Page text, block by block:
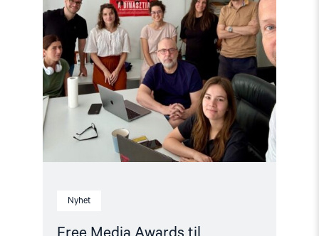
Nyhet
Ungarn,
Russland,
Belarus
og
Aserbajdsjan"